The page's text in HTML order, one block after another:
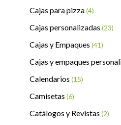
Cajas para pizza(4)
Cajas personalizadas (23)
Cajas y Empaques (41)
Cajas y empaques
Calendarios (15)
Camisetas (6)
Catálogos y Revistas (2)